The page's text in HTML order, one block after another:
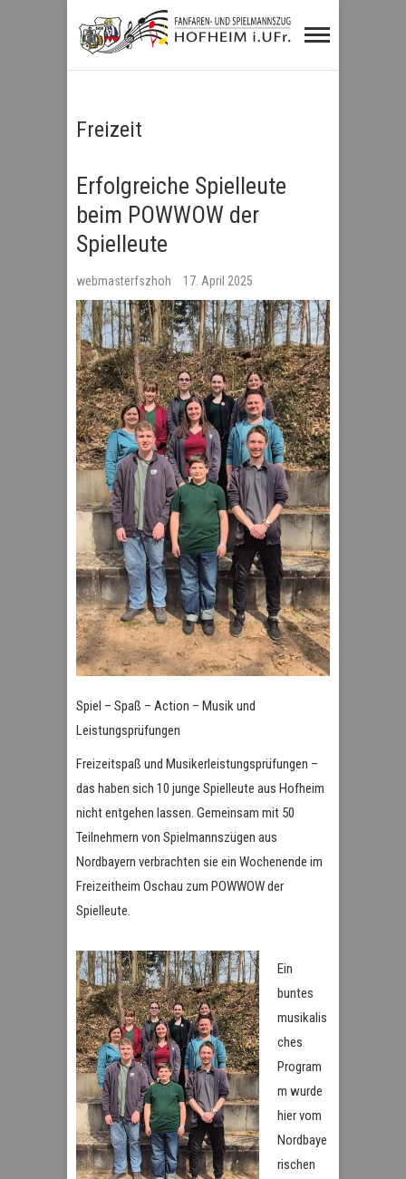
Fanfaren- und
Spielmannszug
Freizeit
Erfolgreiche Spielleute
beim POWWOW der
Spielleute
webmasterfszhoh 17. April 2025
Spiel – Spaß – Action – Musik und
Leistungsprüfungen
Freizeitspaß und Musikerleistungsprüfungen –
das haben sich 10 junge Spielleute aus Hofheim
nicht entgehen lassen. Gemeinsam mit 50
Teilnehmern von Spielmannszügen aus
Nordbayern verbrachten sie ein Wochenende im
Freizeitheim Oschau zum POWWOW der
Spielleute.
Ein
buntes
musikalis
ches
Program
m wurde
hier vom
Nordbaye
rischen